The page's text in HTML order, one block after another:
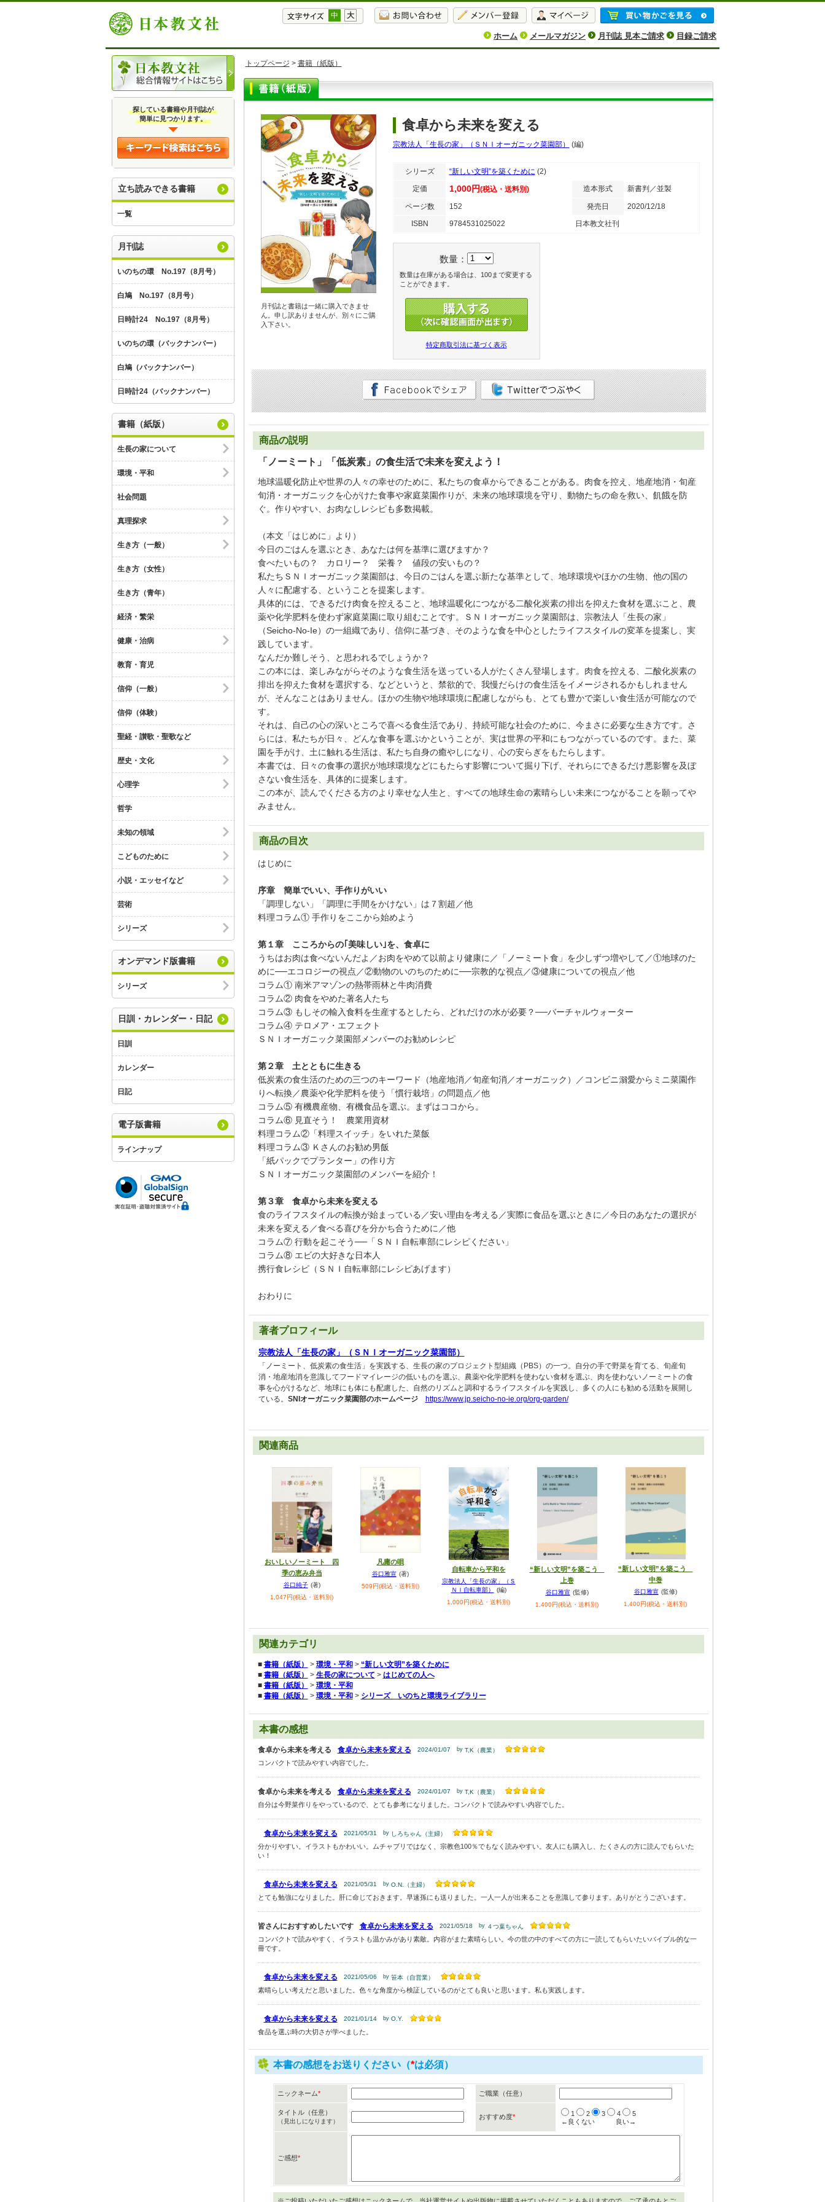
中 大
ホーム メールマガジン 月刊誌 見本ご請求 目録ご請求
探している書籍や月刊誌が
簡単に見つかります。
立ち読みできる書籍
一覧
月刊誌
いのちの環 No.197（8月号）
白鳩 No.197（8月号）
日時計24 No.197（8月号）
いのちの環（バックナンバー）
白鳩（バックナンバー）
日時計24（バックナンバー）
書籍（紙版）
生長の家について
環境・平和
社会問題
真理探求
生き方（一般）
生き方（女性）
生き方（青年）
経済・繁栄
健康・治病
教育・育児
信仰（一般）
信仰（体験）
聖経・讃歌・聖歌など
歴史・文化
心理学
哲学
未知の領域
こどものために
小説・エッセイなど
芸術
シリーズ
オンデマンド版書籍
シリーズ
日訓・カレンダー・日記
日訓
カレンダー
日記
電子版書籍
ラインナップ
トップページ > 書籍（紙版）
月刊誌と書籍は一緒に購入できませ
ん。申し訳ありませんが、別々にご購
入下さい。
食卓から未来を変える
宗教法人「生長の家」（ＳＮＩオーガニック菜園部） (編)
シリーズ “新しい文明”を築くために (2)
定価
1,000円(税込・送料別) 造本形式 新書判／並製
ページ数 152 発売日
2020/12/18
ISBN
9784531025022 日本教文社刊
数量：
数量は在庫がある場合は、100まで変更する
ことができます。
特定商取引法に基づく表示
商品の説明
「ノーミート」「低炭素」の食生活で未来を変えよう！
地球温暖化防止や世界の人々の幸せのために、私たちの食卓からできることがある。肉食を控え、地産地消・旬産
旬消・オーガニックを心がけた食事や家庭菜園作りが、未来の地球環境を守り、動物たちの命を救い、飢餓を防
ぐ。作りやすい、お肉なしレシピも多数掲載。
（本文「はじめに」より）
今日のごはんを選ぶとき、あなたは何を基準に選びますか？
食べたいもの？ カロリー？ 栄養？ 値段の安いもの？
私たちＳＮＩオーガニック菜園部は、今日のごはんを選ぶ新たな基準として、地球環境やほかの生物、他の国の
人々に配慮する、ということを提案します。
具体的には、できるだけ肉食を控えること、地球温暖化につながる二酸化炭素の排出を抑えた食材を選ぶこと、農
薬や化学肥料を使わず家庭菜園に取り組むことです。ＳＮＩオーガニック菜園部は、宗教法人「生長の家」
（Seicho-No-Ie）の一組織であり、信仰に基づき、そのような食を中心としたライフスタイルの変革を提案し、実
践しています。
なんだか難しそう、と思われるでしょうか？
この本には、楽しみながらそのような食生活を送っている人がたくさん登場します。肉食を控える、二酸化炭素の
排出を抑えた食材を選択する、などというと、禁欲的で、我慢だらけの食生活をイメージされるかもしれません
が、そんなことはありません。ほかの生物や地球環境に配慮しながらも、とても豊かで楽しい食生活が可能なので
す。
それは、自己の心の深いところで喜べる食生活であり、持続可能な社会のために、今まさに必要な生き方です。さ
らには、私たちが日々、どんな食事を選ぶかということが、実は世界の平和にもつながっているのです。また、菜
園を手がけ、土に触れる生活は、私たち自身の癒やしになり、心の安らぎをもたらします。
本書では、日々の食事の選択が地球環境などにもたらす影響について掘り下げ、それらにできるだけ悪影響を及ぼ
さない食生活を、具体的に提案します。
この本が、読んでくださる方のより幸せな人生と、すべての地球生命の素晴らしい未来につながることを願ってや
みません。
商品の目次
はじめに
序章 簡単でいい、手作りがいい
「調理しない」「調理に手間をかけない」は７割超／他
料理コラム① 手作りをここから始めよう
第１章 こころからの｢美味しい｣を、食卓に
うちはお肉は食べないんだよ／お肉をやめて以前より健康に／「ノーミート食」を少しずつ増やして／①地球のた
めに──エコロジーの視点／②動物のいのちのために──宗教的な視点／③健康についての視点／他
コラム① 南米アマゾンの熱帯雨林と牛肉消費
コラム② 肉食をやめた著名人たち
コラム③ もしその輸入食料を生産するとしたら、どれだけの水が必要？──バーチャルウォーター
コラム④ テロメア・エフェクト
ＳＮＩオーガニック菜園部メンバーのお勧めレシピ
第２章 土とともに生きる
低炭素の食生活のための三つのキーワード（地産地消／旬産旬消／オーガニック）／コンビニ溺愛からミニ菜園作
りへ転換／農薬や化学肥料を使う「慣行栽培」の問題点／他
コラム⑤ 有機農産物、有機食品を選ぶ。まずはココから。
コラム⑥ 見直そう！ 農業用資材
料理コラム②「料理スイッチ」をいれた菜飯
料理コラム③ Ｋさんのお勧め男飯
「紙パックでプランター」の作り方
ＳＮＩオーガニック菜園部のメンバーを紹介！
第３章 食卓から未来を変える
食のライフスタイルの転換が始まっている／安い理由を考える／実際に食品を選ぶときに／今日のあなたの選択が
未来を変える／食べる喜びを分かち合うために／他
コラム⑦ 行動を起こそう──「ＳＮＩ自転車部にレシピください」
コラム⑧ エビの大好きな日本人
携行食レシピ（ＳＮＩ自転車部にレシピあげます）
おわりに
著者プロフィール
宗教法人「生長の家」（ＳＮＩオーガニック菜園部）
「ノーミート、低炭素の食生活」を実践する、生長の家のプロジェクト型組織（PBS）の一つ。自分の手で野菜を育てる、旬産旬
消・地産地消を意識してフードマイレージの低いものを選ぶ、農薬や化学肥料を使わない食材を選ぶ、肉を使わないノーミートの食
事を心がけるなど、地球にも体にも配慮した、自然のリズムと調和するライフスタイルを実践し、多くの人にも勧める活動を展開し
ている。 SNIオーガニック菜園部のホームページ https://www.jp.seicho-no-ie.org/org-garden/
関連商品
おいしいノーミート 四
季の恵み弁当
谷口純子 (著)
1,047円(税込・送料別)
凡庸の唄
谷口雅宣 (著)
509円(税込・送料別)
自転車から平和を
宗教法人「生長の家」（Ｓ
ＮＩ自転車部）
(編)
1,000円(税込・送料別)
“新しい文明”を築こう
上巻
谷口雅宣 (監修)
1,400円(税込・送料別)
“新しい文明”を築こう
中巻
谷口雅宣 (監修)
1,400円(税込・送料別)
関連カテゴリ
■ 書籍（紙版） > 環境・平和 > “新しい文明”を築くために
■ 書籍（紙版） > 生長の家について > はじめての人へ
■ 書籍（紙版） > 環境・平和
■ 書籍（紙版） > 環境・平和 > シリーズ いのちと環境ライブラリー
本書の感想
食卓から未来を考える 食卓から未来を変える 2024/01/07 by T,K（農業）
コンパクトで読みやすい内容でした。
食卓から未来を考える 食卓から未来を変える 2024/01/07 by T,K（農業）
自分は今野菜作りをやっているので、とても参考になりました。コンパクトで読みやすい内容でした。
食卓から未来を変える 2021/05/31 by しろちゃん（主婦）
分かりやすい。イラストもかわいい。ムチャブリではなく、宗教色100％でもなく読みやすい。友人にも購入し、たくさんの方に読んでもらいた
い！
食卓から未来を変える 2021/05/31 by O.N.（主婦）
とても勉強になりました。肝に命じておきます。早速孫にも送りました。一人一人が出来ることを意識して参ります。ありがとうございます。
皆さんにおすすめしたいです 食卓から未来を変える 2021/05/18 by ４つ葉ちゃん
コンパクトで読みやすく、イラストも温かみがあり素敵。内容がまた素晴らしい。今の世の中のすべての方に一読してもらいたいバイブル的な一
冊です。
食卓から未来を変える 2021/05/06 by 笹本（自営業）
素晴らしい考えだと思いました。色々な角度から検証しているのがとても良いと思います。私も実践します。
食卓から未来を変える 2021/01/14 by O.Y.
食品を選ぶ時の大切さが学べました。
本書の感想をお送りください（*は必須）
ニックネーム* ご職業（任意）
タイトル（任意）
（見出しになります）
おすすめ度* 1 2 3 4
5
←良くない
良い→
ご感想*